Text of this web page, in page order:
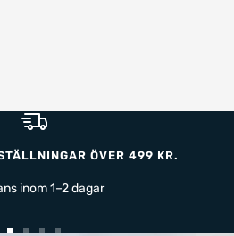
ÖVER 499 KR.
inom 1–2 dagar